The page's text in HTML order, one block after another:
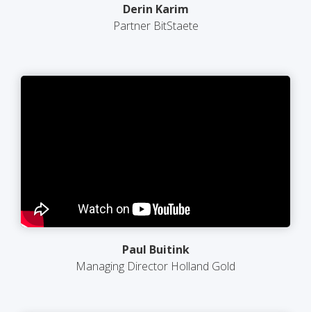
Derin Karim
Partner BitStaete
Paul Buitink
Managing Director Holland Gold